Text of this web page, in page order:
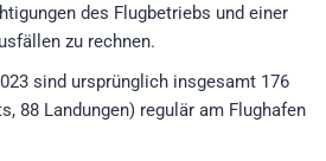
des Flugbetriebs und einer
zu rechnen.
sind ursprünglich insgesamt 176
88 Landungen) regulär am Flughafen